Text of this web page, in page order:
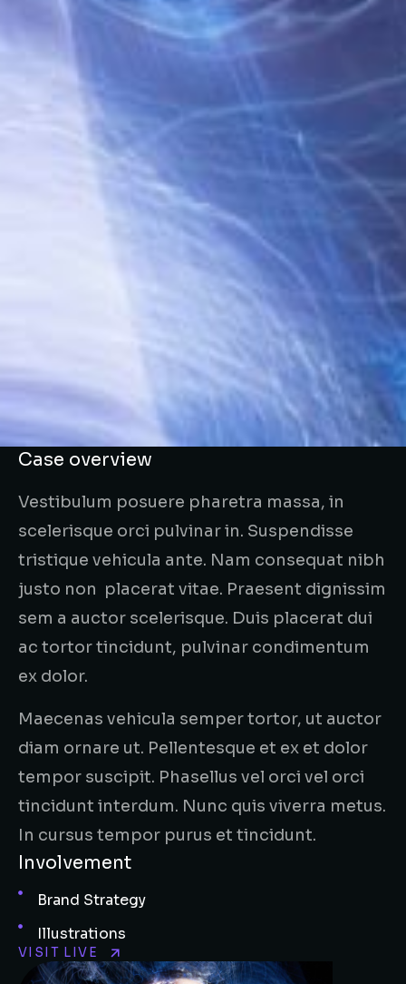
Case overview
Vestibulum posuere pharetra massa, in
scelerisque orci pulvinar in. Suspendisse
tristique vehicula ante. Nam consequat nibh
justo non placerat vitae. Praesent dignissim
sem a auctor scelerisque. Duis placerat dui
ac tortor tincidunt, pulvinar condimentum
ex dolor.
Maecenas vehicula semper tortor, ut auctor
diam ornare ut. Pellentesque et ex et dolor
tempor suscipit. Phasellus vel orci vel orci
tincidunt interdum. Nunc quis viverra metus.
In cursus tempor purus et tincidunt.
Involvement
Brand Strategy
Illustrations
VISIT LIVE